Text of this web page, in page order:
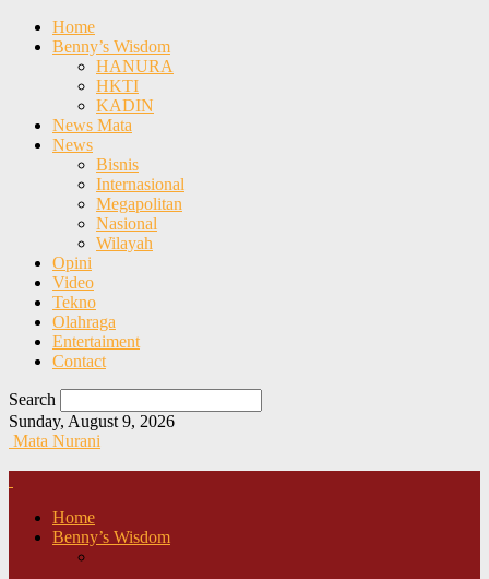
Home
Benny’s Wisdom
HANURA
HKTI
KADIN
News Mata
News
Bisnis
Internasional
Megapolitan
Nasional
Wilayah
Opini
Video
Tekno
Olahraga
Entertaiment
Contact
Search
Sunday, August 9, 2026
Mata Nurani
Home
Benny’s Wisdom